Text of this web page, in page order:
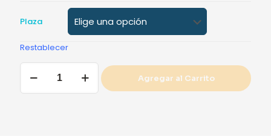
Plaza
Restablecer
Chaide
Milos
Agregar al Carrito